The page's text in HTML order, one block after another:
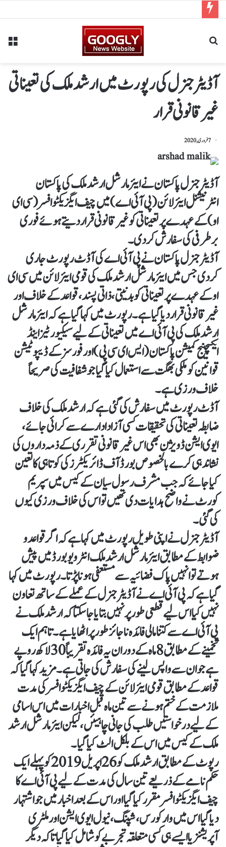
آڈیٹر جنرل کی رپورٹ میں ارشد ملک کی تعیناتی
غیر قانونی قرار
7 فروری, 2020
آڈیٹر جنرل پاکستان نے ایئر مارشل ارشد ملک کی پاکستان
انٹرنیشنل ایئرلائن (پی آئی اے) میں چیف ایگزیکٹو افسر (سی ای
او) کے عہدے پر تعیناتی کو غیر قانونی قرار دیتے ہوئے فوری
برطرفی کی سفارش کر دی۔
آڈیٹر جنرل پاکستان نے پی آئی اے کی آڈٹ رپورٹ جاری
کردی جس میں ایئر مارشل ارشد ملک کی قومی ایئرلائن میں سی ای
او کے عہدے پر تعیناتی کو بدنیتی، ذاتی پسند، قواعد کے خلاف اور
غیر قانونی قرار دیا گیا ہے۔رپورٹ میں کہا گیا ہے کہ ایئر مارشل
ارشد ملک کی پی آئی اے میں تعیناتی کے لیے سیکیورٹیز اینڈ
ایکسچینج کمیشن پاکستان (ایس ای سی پی) اور فورسز کے ڈیپوٹیشن
قوانین کو ملکی بھگت سے استعمال کیا گیا جو شفافیت کی صریحاً
خلاف ورزی ہے۔
آڈٹ رپورٹ میں سفارش کی گئی ہے کہ ارشد ملک کی خلاف
ضابطہ تعیناتی کی تحقیقات کسی آزاد ادارے سے کرائی جائے،
ایوی ایشن ڈویژن بھی اس غیر قانونی تقرری کے ذمہ داروں کی
نشاندہی کرے بالخصوص بورڈ آف ڈائریکٹرز کی کوتاہی کا تعین
کیا جائے کہ جب مشرف رسول سیان کے کیس میں سپریم
کورٹ نے واضح ہدایات دی تھیں تو اس کی خلاف ورزی کیوں
کی گئی۔
آڈیٹر جنرل نے اپنی طویل رپورٹ میں کہا ہے کہ اگر قواعد و
ضوابط کے مطابق ایئر مارشل ارشد ملک انٹرویو بورڈ میں پیش
ہوتے تو انہیں پاک فضائیہ سے مستعفی ہونا پڑتا۔رپورٹ میں کہا
گیا ہے کہ پی آئی اے نے آڈیٹر جنرل کے عملے کے ساتھ تعاون
نہیں کیا اس لیے قطعی طور پر نہیں بتایا جاسکتا کہ ارشد ملک نے
پی آئی اے سے کتنا مالی فائدہ ناجائز طور پر اٹھایا ہے۔تاہم ایک
تخمینے کے مطابق 8 ماہ کے دوران یہ فائدہ تقریباً 30 لاکھ روپے
ہے جو ان سے واپس لینے کی سفارش کی جاتی ہے۔ مزید کہا گیا کہ
قواعد کے مطابق قومی ایئرلائن کے چیف ایگزیکٹو افسر کی مدت
ملازمت کے ختم ہونے سے تین ماہ قبل اخبارات میں اس اسامی
کے لیے درخواستیں طلب کی جانی چاہیئں، لیکن ایئر مارشل ارشد
ملک کے کیس میں اس کے بلکل الٹ کیا گیا۔
رپوٹ کے مطابق ارشد ملک کو 26 اپریل 2019 کو پہلے ایک
حکم نامے کے ذریعے تین سال کی مدت کے لیے پی آئی اے کا
چیف ایگزیکٹو افسر مقرر کیا گیا اور اس کے بعد اخبار میں جو اشتہار
دیا گیا اس میں وار کورس، شپنگ، نیول ایوی ایشن اور ملٹری
آپریشنز یا ایسے ہی کسی متعلقہ تجربے کو شامل کیا گیا تاکہ دیگر